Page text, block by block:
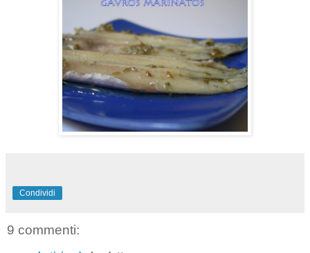
Condividi
9 commenti: